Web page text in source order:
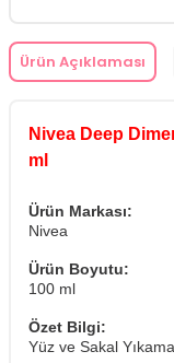
Ürün Açıklaması
Nivea Deep
ml
Ürün Markası:
Nivea
Ürün Boyutu:
100 ml
Özet Bilgi:
Yüz ve Sakal